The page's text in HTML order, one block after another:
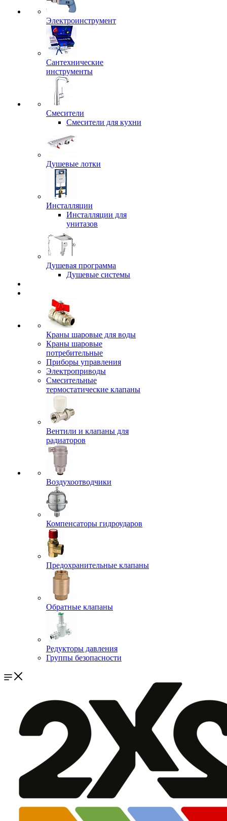
Электроинструмент
Сантехнические
инструменты
Смесители
Смесители для кухни
Душевые лотки
Инсталляции
Инсталляции для
унитазов
Душевая программа
Душевые системы
Краны шаровые для воды
Краны шаровые
потребительные
Приборы управления
Электроприводы
Смесительные
термостатические клапаны
Вентили и клапаны для
радиаторов
Воздухоотводчики
Компенсаторы гидроударов
Предохранительные клапаны
Обратные клапаны
Редукторы давления
Группы безопасности